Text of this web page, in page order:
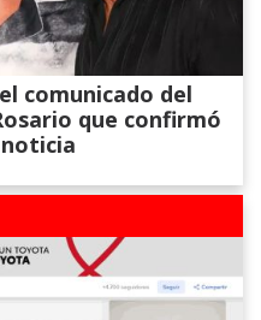
comunicado del
que confirmó